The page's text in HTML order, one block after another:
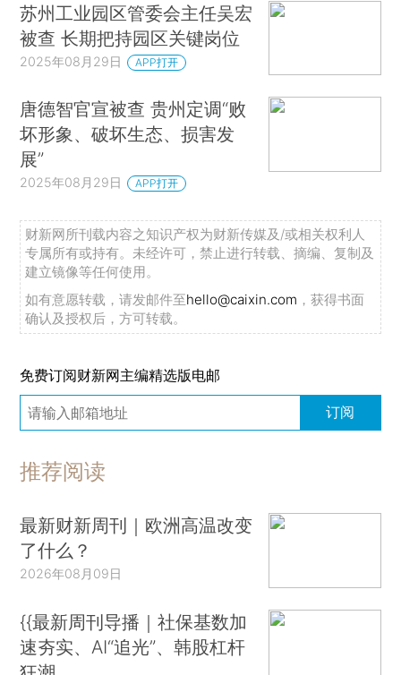
苏州工业园区管委会主任吴宏
被查 长期把持园区关键岗位
2025年08月29日 APP打开
唐德智官宣被查 贵州定调“败
坏形象、破坏生态、损害发
展”
2025年08月29日 APP打开
财新网所刊载内容之知识产权为财新传媒及/或相关权利人
专属所有或持有。未经许可，禁止进行转载、摘编、复制及
建立镜像等任何使用。
如有意愿转载，请发邮件至hello@caixin.com ，获得书面
确认及授权后，方可转载。
免费订阅财新网主编精选版电邮
订阅
推荐阅读
最新财新周刊｜欧洲高温改变
了什么？
2026年08月09日
{{最新周刊导播｜社保基数加
速夯实、AI“追光”、韩股杠杆